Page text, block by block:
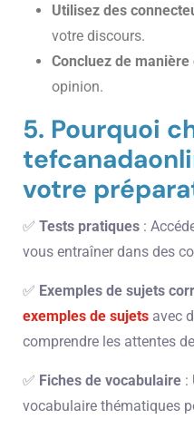
Utilisez des
votre discours.
Concluez de manière
opinion.
5. Pourquoi
votre
✅ Tests pratiques :
vous entraîner dans des
✅ Exemples de sujets
exemples de sujets avec
comprendre les attentes
✅ Fiches de vocabulaire :
vocabulaire thématiques